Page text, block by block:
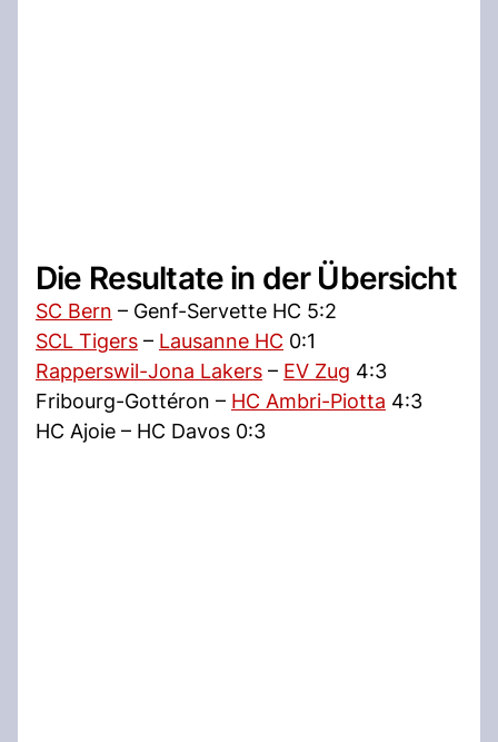
Die Resultate in der Übersicht
SC Bern – Genf-Servette HC 5:2
SCL Tigers – Lausanne HC 0:1
Rapperswil-Jona Lakers – EV Zug 4:3
Fribourg-Gottéron – HC Ambri-Piotta 4:3
HC Ajoie – HC Davos 0:3